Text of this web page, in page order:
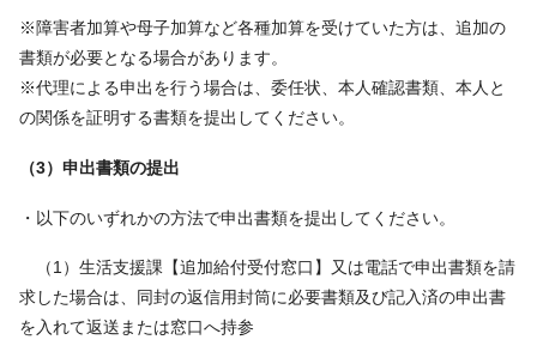
※障害者加算や母子加算など各種加算を受けていた方は、追加の
書類が必要となる場合があります。
※代理による申出を行う場合は、委任状、本人確認書類、本人と
の関係を証明する書類を提出してください。
（3）申出書類の提出
・以下のいずれかの方法で申出書類を提出してください。
（1）生活支援課【追加給付受付窓口】又は電話で申出書類を請
求した場合は、同封の返信用封筒に必要書類及び記入済の申出書
を入れて返送または窓口へ持参